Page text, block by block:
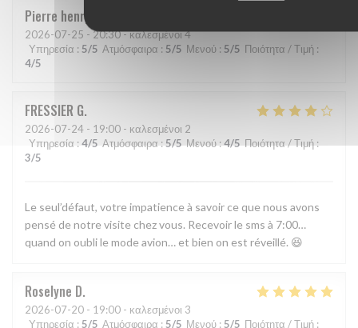
Pierre henry
2026-07-25 - 20:30 - καλεσμένοι 4
Υπηρεσία : 5/5 Ατμόσφαιρα : 5/5 Μενού : 5/5 Ποιότητα / Τιμή :
4/5
FRESSIER G
2026-07-24 - 19:00 - καλεσμένοι 2
Υπηρεσία : 4/5 Ατμόσφαιρα: 5/5 Μενού:4/5 Ποιότητα / Τιμή:
3/5
Le seul’défaut, votre impatience à savoir ce que nous avons
pensé de notre visite chez vous. Recevoir le sms à 7:00…
quand on oubli le mode avion… et bien on est réveillé. 😆
Roselyne D
2026-07-20 - 19:00 - καλεσμένοι 3
Υπηρεσία : 5/5 Ατμόσφαιρα : 5/5 Μενού : 5/5 Ποιότητα / Τιμή :